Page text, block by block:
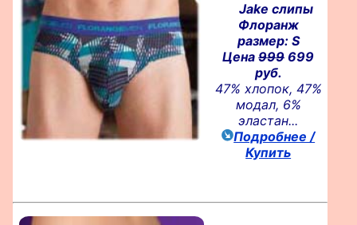
Jake слипы
Флоранж
размер: S
Цена999699
руб.
47% хлопок, 47%
модал, 6%
эластан...
Подробнее /
Купить